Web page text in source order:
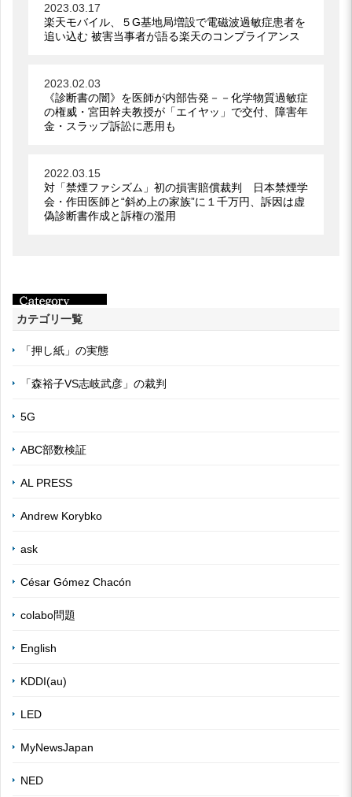
2023.03.17
楽天モバイル、５G基地局増設で電磁波過敏症患者を
追い込む 被害当事者が語る楽天のコンプライアンス
2023.02.03
《診断書の闇》を医師が内部告発－－化学物質過敏症
の権威・宮田幹夫教授が「エイヤッ」で交付、障害年
金・スラップ訴訟に悪用も
2022.03.15
対「禁煙ファシズム」初の損害賠償裁判 日本禁煙学
会・作田医師と“斜め上の家族”に１千万円、訴因は虚
偽診断書作成と訴権の濫用
カテゴリ一覧
「押し紙」の実態
「森裕子VS志岐武彦」の裁判
5G
ABC部数検証
AL PRESS
Andrew Korybko
ask
César Gómez Chacón
colabo問題
English
KDDI(au)
LED
MyNewsJapan
NED